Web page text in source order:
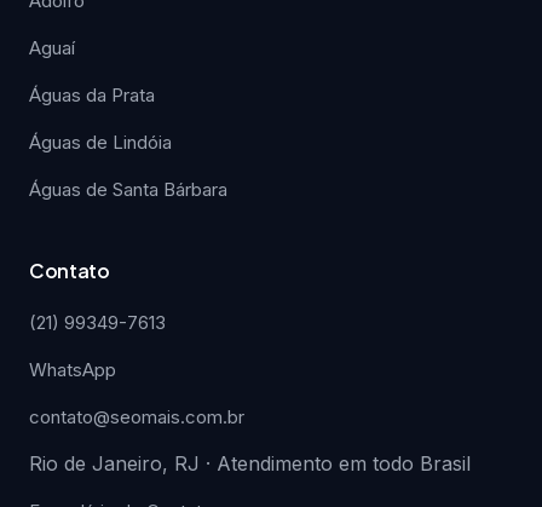
Aguaí
Águas da Prata
Águas de Lindóia
Águas de Santa Bárbara
Contato
(21) 99349-7613
WhatsApp
contato@seomais.com.br
Rio de Janeiro, RJ · Atendimento em todo Brasil